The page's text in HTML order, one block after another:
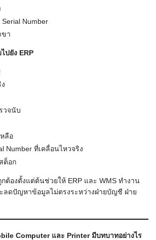
Number
ขา
ปยัง ERP
วจนับ
ลือ
Number ที่เคลื่อนไหวจริง
ต็อก
ต้องตั้งแต่ต้นช่วยให้ ERP และ WMS ทำงาน
ลดปัญหาข้อมูลไม่ตรงระหว่างฝ่ายบัญชี ฝ่าย
Computer และ Printer มีบทบาทอย่างไร